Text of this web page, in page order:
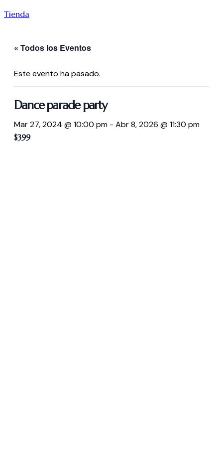
Tienda
« Todos los Eventos
Este evento ha pasado.
Dance parade party
Mar 27, 2024 @ 10:00 pm - Abr 8, 2026 @ 11:30 pm
$399